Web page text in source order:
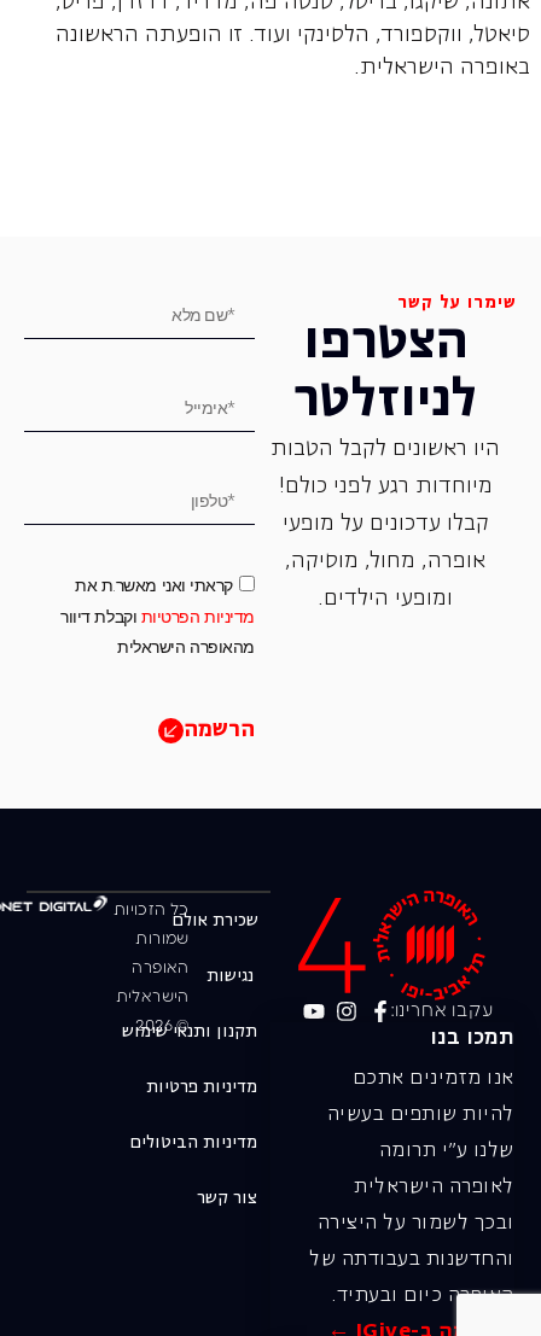
סיאטל, ווקספורד, הלסינקי ועוד. זו הופעתה הראשונה
באופרה הישראלית.
שימרו על קשר
הצטרפו
לניוזלטר
היו ראשונים לקבל הטבות
מיוחדות רגע לפני כולם!
קבלו עדכונים על מופעי
אופרה, ‏מחול, ‏מוסיקה,
ומופעי הילדים.
קראתי ואני מאשר.ת את
מדיניות הפרטיות וקבלת דיוור
מהאופרה הישראלית
הרשמה
עקבו אחרינו:
תמכו בנו
אנו מזמינים אתכם
להיות שותפים בעשיה
שלנו ע"י תרומה
לאופרה הישראלית
ובכך לשמור על היצירה
והחדשנות בעבודתה של
האופרה כיום ובעתיד.
לתרומה ב-JGive ←
כל הזכויות
שמורות
האופרה
הישראלית
© 2026
שכירת אולם
נגישות
תקנון ותנאי שימוש
מדיניות פרטיות
מדיניות הביטולים
צור קשר